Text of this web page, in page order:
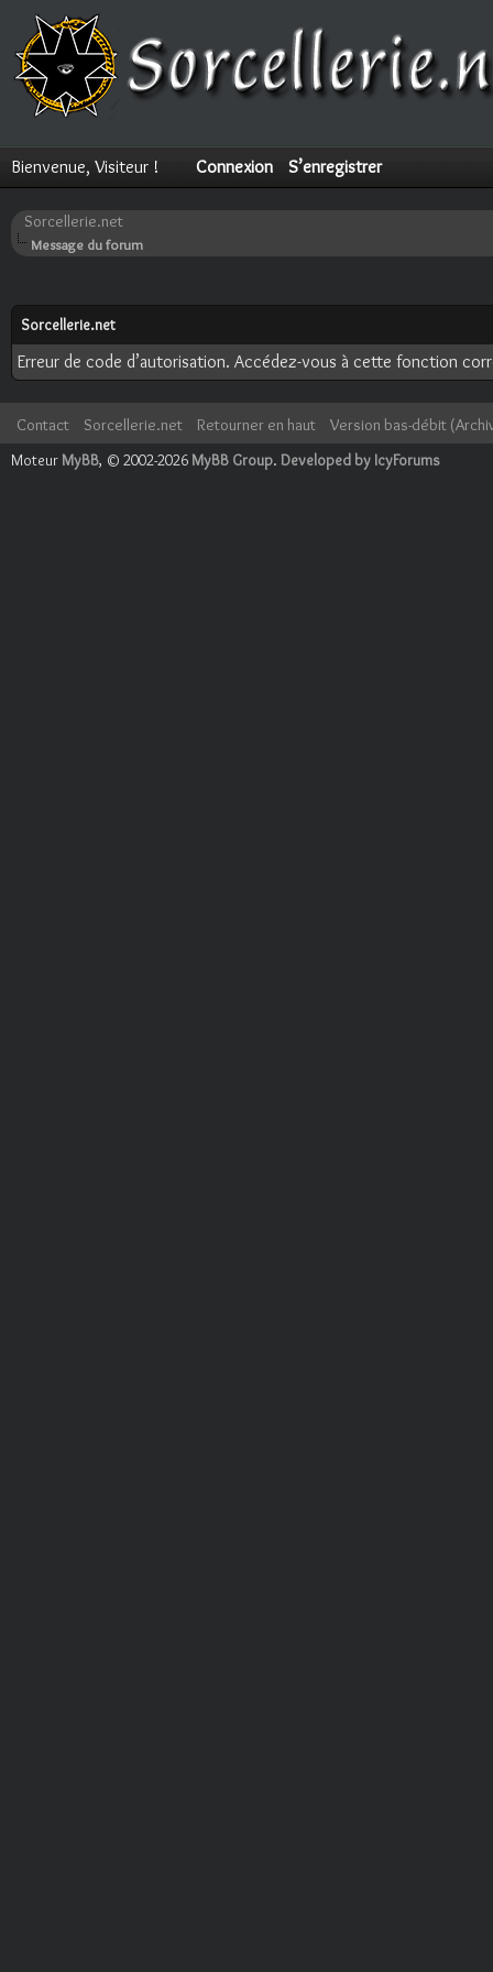
Bienvenue, Visiteur ! Connexion S’enregistrer
Sorcellerie.net
Message du forum
Sorcellerie.net
Erreur de code d’autorisation. Accédez-vous à cette fonction
Contact Sorcellerie.net Retourner en haut
Version bas-débit
Moteur MyBB, © 2002-2026 MyBB Group. Developed by IcyForums